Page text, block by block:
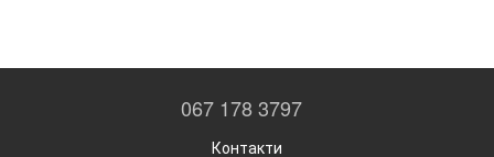
067 178 3797
Контакти